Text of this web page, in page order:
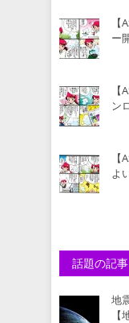
ー
ン
よ
話題の記事
地
【